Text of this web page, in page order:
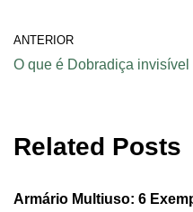
ANTERIOR
O que é Dobradiça invisível
Related Posts
Armário Multiuso: 6